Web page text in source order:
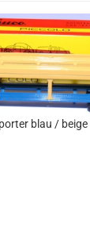
blau / beige